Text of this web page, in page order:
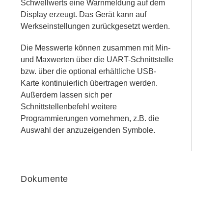
Schwellwerts eine Warnmeldung auf dem
Display erzeugt. Das Gerät kann auf
Werkseinstellungen zurückgesetzt werden.
Die Messwerte können zusammen mit Min-
und Maxwerten über die UART-Schnittstelle
bzw. über die optional erhältliche USB-
Karte kontinuierlich übertragen werden.
Außerdem lassen sich per
Schnittstellenbefehl weitere
Programmierungen vornehmen, z.B. die
Auswahl der anzuzeigenden Symbole.
Dokumente